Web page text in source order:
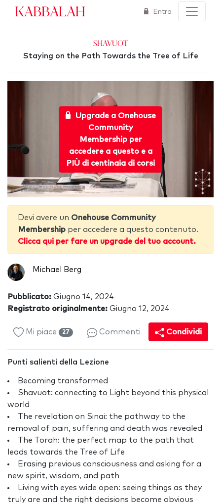
Kabbalah Entra
Shavuot
Staying on the Path Towards the Tree of Life
Upgrade a Onehouse
Community
Membership per
accedere a questo e a
PIÙ di centinaia di corsi
Devi avere un Onehouse Community
Membership per accedere a questo contenuto.
Clicca qui per fare un upgrade del tuo account.
Michael Berg
Pubblicato: Giugno 14, 2024
Registrato originalmente: Giugno 12, 2024
Mi piace 27 Commenti Condividi
Punti salienti della Lezione
Becoming transformed
Shavuot: connecting to Light beyond this physical
world
The revelation on Sinai: the pathway to the
removal of pain, suffering and death was revealed
The Torah: the perfect map to the path that
leads towards the Tree of Life
Erasing previous consciousness and asking for a
new spirit, wisdom, and path
Living with eyes wide open: seeing things as they
truly are and the right decisions become obvious